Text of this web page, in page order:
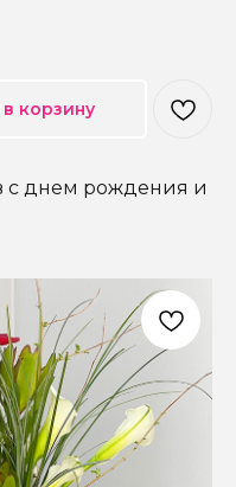
корзину
с днем рождения и